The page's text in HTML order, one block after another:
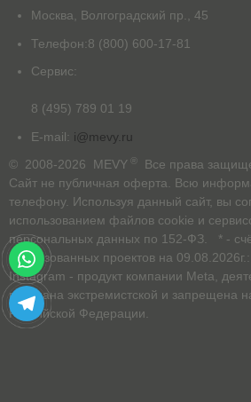
Москва, Волгоградский пр., 45
Телефон:8 (800) 600-17-81
Сервис:
8 (495) 789 01 19
E-mail: i@mevy.ru
© 2008-2026 MEVY ®
Все права
Сайт не публичная оферта. Всю
телефону. Используя данный сайт, вы
использованием файлов cookie и
персональных данных по 152-ФЗ. * -
реализованных проектов на
Instagram - продукт компании Meta,
признана экстремистской и запрещена
Российской Федерации.